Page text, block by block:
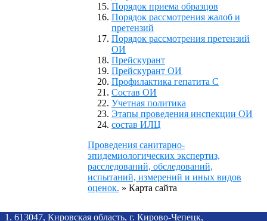
Порядок приема образцов
Порядок рассмотрения жалоб и
претензий
Порядок рассмотрения претензий
ОИ
Прейскурант
Прейскурант ОИ
Профилактика гепатита С
Состав ОИ
Учетная политика
Этапы проведения инспекции ОИ
состав ИЛЦ
Проведения санитарно-
эпидемиологических экспертиз,
расследований, обследований,
испытаний, измерений и иных видов
оценок. » Карта сайта
1. 613047, Кировская область, г. Кирово-Чепецк,